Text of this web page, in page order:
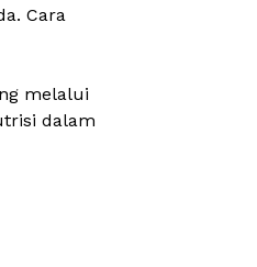
Cara
melalui
dalam